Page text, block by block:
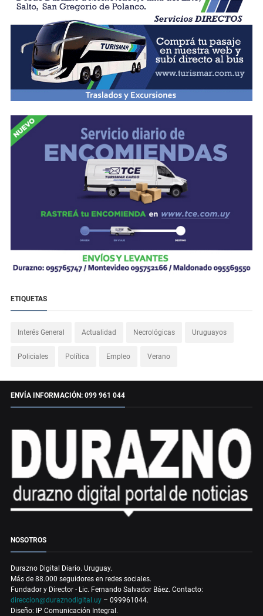
ETIQUETAS
Interés General Actualidad Necrológicas Uruguayos
Policiales Política Empleo Verano
ENVÍA INFORMACIÓN: 099 961 044
NOSOTROS
Durazno Digital Diario. Uruguay.
Más de 88.000 seguidores en redes sociales.
Fundador y Director - Lic. Fernando Salvador Báez. Contacto:
direccion@duraznodigital.uy – 099961044.
Diseño: IP Comunicación Integral.